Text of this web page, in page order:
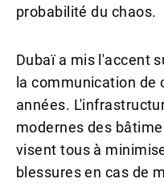
probabilité du chaos.
Dubaï a mis l'accent
la communication de
années.
modernes des
visent tous à
blessures en cas de